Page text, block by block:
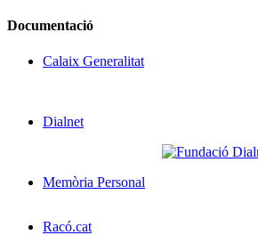
Documentació
Calaix Generalitat
Dialnet
Memòria Personal
Racó.cat